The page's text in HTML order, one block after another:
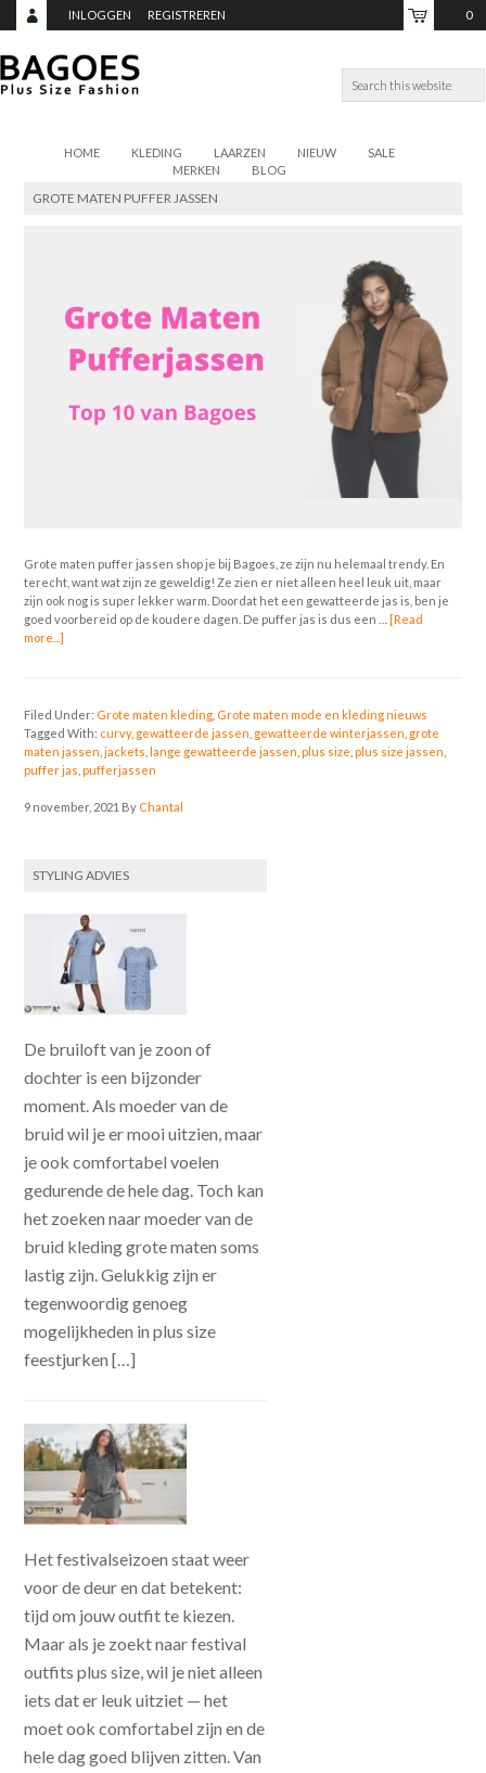
INLOGGEN REGISTREREN 0
€0,00
HOME KLEDING LAARZEN NIEUW
SALE
MERKEN
BLOG
GROTE MATEN PUFFER JASSEN
Grote maten puffer jassen shop je bij Bagoes, ze zijn nu helemaal trendy. En
terecht, want wat zijn ze geweldig! Ze zien er niet alleen heel leuk uit, maar
zijn ook nog is super lekker warm. Doordat het een gewatteerde jas is, ben je
goed voorbereid op de koudere dagen. De puffer jas is dus een …
[Read
more...]
Filed Under: Grote maten kleding Grote maten mode en kleding nieuws
Tagged With: curvy, gewatteerde jassen gewatteerde winterjassen grote
maten jassen ,jackets lange gewatteerde jassen ,plus size ,plus size jassen
puffer jas ,pufferjassen
9 november, 2021 By Chantal
STYLING ADVIES
De bruiloft van je zoon of
dochter is een bijzonder
moment. Als moeder van de
bruid wil je er mooi uitzien, maar
je ook comfortabel voelen
gedurende de hele dag. Toch kan
het zoeken naar moeder van de
bruid kleding grote maten soms
lastig zijn. Gelukkig zijn er
tegenwoordig genoeg
mogelijkheden in plus size
feestjurken […]
Het festivalseizoen staat weer
voor de deur en dat betekent:
tijd om jouw outfit te kiezen.
Maar als je zoekt naar festival
outfits plus size, wil je niet alleen
iets dat er leuk uitziet — het
moet ook comfortabel zijn en de
hele dag goed blijven zitten. Van